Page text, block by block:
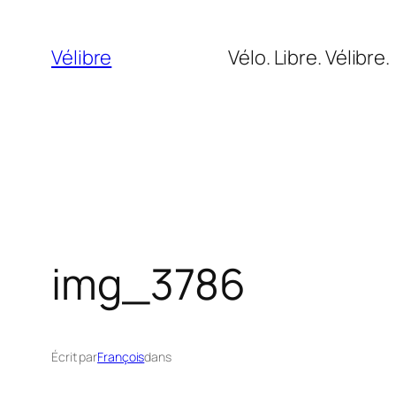
contenu
Vélibre Vélo. Libre. Vélibre.
img_3786
Écrit parFrançoisdans